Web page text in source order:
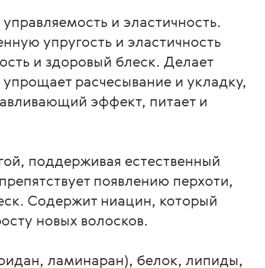
и эластичность.
упругость и эластичность
и здоровый блеск. Делает
расчесывание и укладку,
эффект, питает и
поддерживая естественный
появлению перхоти,
Содержит ниацин, который
новых волосков.
ламинаран), белок, липиды,